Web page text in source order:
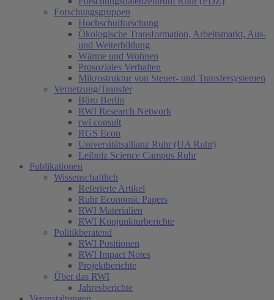
Forschungsgruppen
Hochschulforschung
Ökologische Transformation, Arbeitsmarkt, Aus-
und Weiterbildung
Wärme und Wohnen
Prosoziales Verhalten
Mikrostruktur von Steuer- und Transfersystemen
Vernetzung/Transfer
Büro Berlin
RWI Research Network
rwi consult
RGS Econ
Universitätsallianz Ruhr (UA Ruhr)
Leibniz Science Campus Ruhr
Publikationen
Wissenschaftlich
Referierte Artikel
Ruhr Economic Papers
RWI Materialien
RWI Konjunkturberichte
Politikberatend
RWI Positionen
RWI Impact Notes
Projektberichte
Über das RWI
Jahresberichte